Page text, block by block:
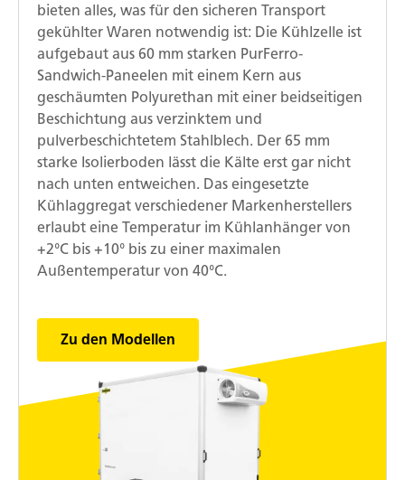
bieten alles, was für den sicheren Transport
gekühlter Waren notwendig ist: Die Kühlzelle ist
aufgebaut aus 60 mm starken PurFerro-
Sandwich-Paneelen mit einem Kern aus
geschäumten Polyurethan mit einer beidseitigen
Beschichtung aus verzinktem und
pulverbeschichtetem Stahlblech. Der 65 mm
starke Isolierboden lässt die Kälte erst gar nicht
nach unten entweichen. Das eingesetzte
Kühlaggregat verschiedener Markenherstellers
erlaubt eine Temperatur im Kühlanhänger von
+2°C bis +10° bis zu einer maximalen
Außentemperatur von 40°C.
Zu den Modellen